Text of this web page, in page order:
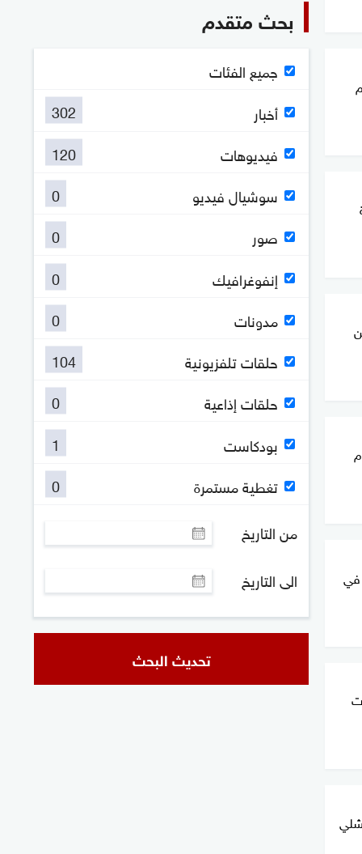
في
بحث متقدم
جميع الفئات
أخبار
302
فيديوهات
120
سوشيال فيديو
0
صور
0
إنفوغرافيك
0
مدونات
0
حلقات تلفزيونية
104
حلقات إذاعية
0
بودكاست
1
تغطية مستمرة
0
من التاريخ
الى التاريخ
تحديث البحث